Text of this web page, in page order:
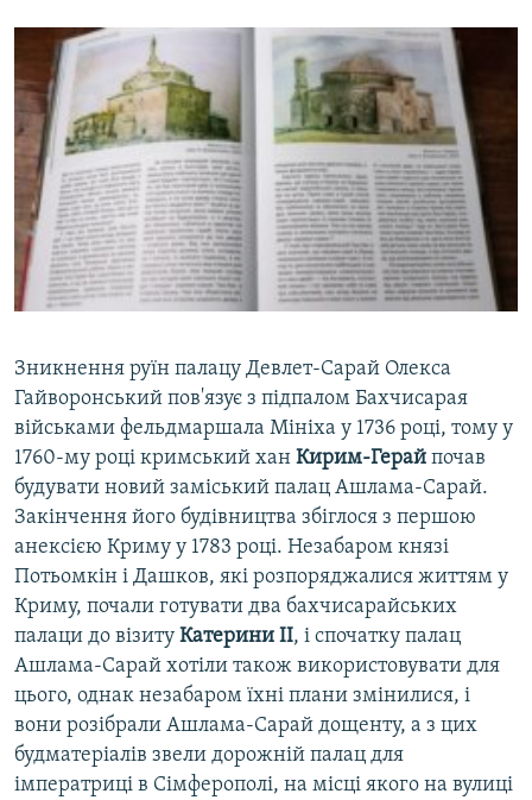
Зникнення руїн палацу Девлет-Сарай Олекса
Гайворонський пов'язує з підпалом Бахчисарая
військами фельдмаршала Мініха у 1736 році, тому у
1760-му році кримський хан Кирим-Герай почав
будувати новий заміський палац Ашлама-Сарай.
Закінчення його будівництва збіглося з першою
анексією Криму у 1783 році. Незабаром князі
Потьомкін і Дашков, які розпоряджалися життям у
Криму, почали готувати два бахчисарайських
палаци до візиту Катерини II, і спочатку палац
Ашлама-Сарай хотіли також використовувати для
цього, однак незабаром їхні плани змінилися, і
вони розібрали Ашлама-Сарай дощенту, а з цих
будматеріалів звели дорожній палац для
імператриці в Сімферополі, на місці якого на вулиці